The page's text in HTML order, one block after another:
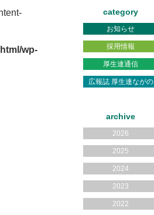
wp-
category
お知らせ
採用情報
厚生連通信
広報誌 厚生連ながの
archive
2026
2025
2024
2023
2022